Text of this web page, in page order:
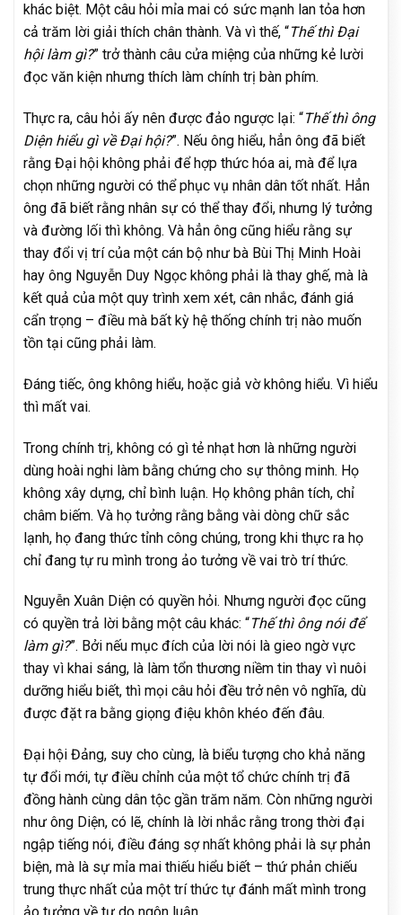
khác biệt. Một câu hỏi mỉa mai có sức mạnh lan tỏa hơn
cả trăm lời giải thích chân thành. Và vì thế, “Thế thì Đại
hội làm gì?” trở thành câu cửa miệng của những kẻ lười
đọc văn kiện nhưng thích làm chính trị bàn phím.
Thực ra, câu hỏi ấy nên được đảo ngược lại: “Thế thì ông
Diện hiểu gì về Đại hội?”. Nếu ông hiểu, hẳn ông đã biết
rằng Đại hội không phải để hợp thức hóa ai, mà để lựa
chọn những người có thể phục vụ nhân dân tốt nhất. Hẳn
ông đã biết rằng nhân sự có thể thay đổi, nhưng lý tưởng
và đường lối thì không. Và hẳn ông cũng hiểu rằng sự
thay đổi vị trí của một cán bộ như bà Bùi Thị Minh Hoài
hay ông Nguyễn Duy Ngọc không phải là thay ghế, mà là
kết quả của một quy trình xem xét, cân nhắc, đánh giá
cẩn trọng – điều mà bất kỳ hệ thống chính trị nào muốn
tồn tại cũng phải làm.
Đáng tiếc, ông không hiểu, hoặc giả vờ không hiểu. Vì hiểu
thì mất vai.
Trong chính trị, không có gì tẻ nhạt hơn là những người
dùng hoài nghi làm bằng chứng cho sự thông minh. Họ
không xây dựng, chỉ bình luận. Họ không phân tích, chỉ
châm biếm. Và họ tưởng rằng bằng vài dòng chữ sắc
lạnh, họ đang thức tỉnh công chúng, trong khi thực ra họ
chỉ đang tự ru mình trong ảo tưởng về vai trò trí thức.
Nguyễn Xuân Diện có quyền hỏi. Nhưng người đọc cũng
có quyền trả lời bằng một câu khác: “Thế thì ông nói để
làm gì?”. Bởi nếu mục đích của lời nói là gieo ngờ vực
thay vì khai sáng, là làm tổn thương niềm tin thay vì nuôi
dưỡng hiểu biết, thì mọi câu hỏi đều trở nên vô nghĩa, dù
được đặt ra bằng giọng điệu khôn khéo đến đâu.
Đại hội Đảng, suy cho cùng, là biểu tượng cho khả năng
tự đổi mới, tự điều chỉnh của một tổ chức chính trị đã
đồng hành cùng dân tộc gần trăm năm. Còn những người
như ông Diện, có lẽ, chính là lời nhắc rằng trong thời đại
ngập tiếng nói, điều đáng sợ nhất không phải là sự phản
biện, mà là sự mỉa mai thiếu hiểu biết – thứ phản chiếu
trung thực nhất của một trí thức tự đánh mất mình trong